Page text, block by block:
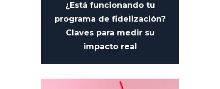
¿Está funcionando tu
programa de fidelización?
Claves para medir su
impacto real